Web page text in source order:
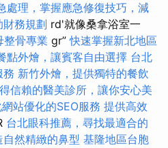
處理，掌握應急修復技巧，減
務規劃 rd'就像桑拿浴室一
整骨專業 gr”快速掌握新北地區
點外燴，讓賓客自由選擇 台北
務 新竹外燴，提供獨特的餐飲
信賴的醫美診所，讓你安心美
站優化的SEO服務 提供高效
台北眼科推薦，尋找最適合的
然精緻的鼻型 基隆地區台胞